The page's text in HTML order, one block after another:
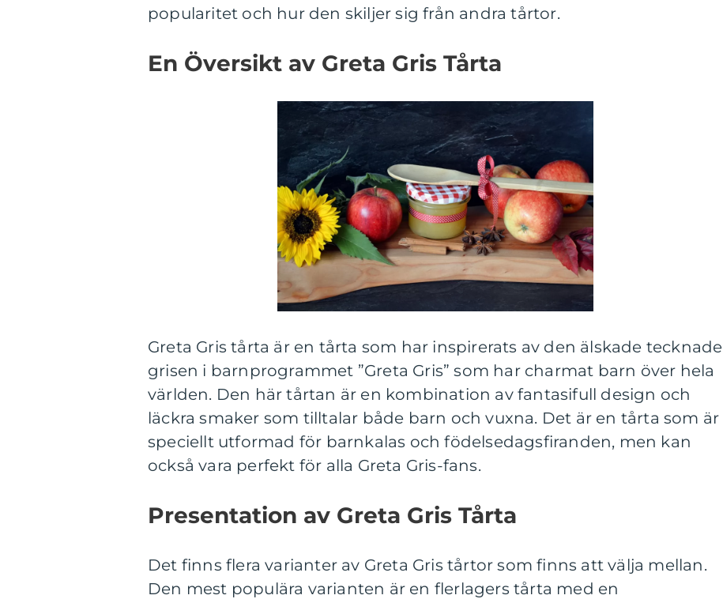
popularitet och hur den skiljer sig från andra tårtor.
En Översikt av Greta Gris Tårta
Greta Gris tårta är en tårta som har inspirerats av den älskade tecknade
grisen i barnprogrammet ”Greta Gris” som har charmat barn över hela
världen. Den här tårtan är en kombination av fantasifull design och
läckra smaker som tilltalar både barn och vuxna. Det är en tårta som är
speciellt utformad för barnkalas och födelsedagsfiranden, men kan
också vara perfekt för alla Greta Gris-fans.
Presentation av Greta Gris Tårta
Det finns flera varianter av Greta Gris tårtor som finns att välja mellan.
Den mest populära varianten är en flerlagers tårta med en